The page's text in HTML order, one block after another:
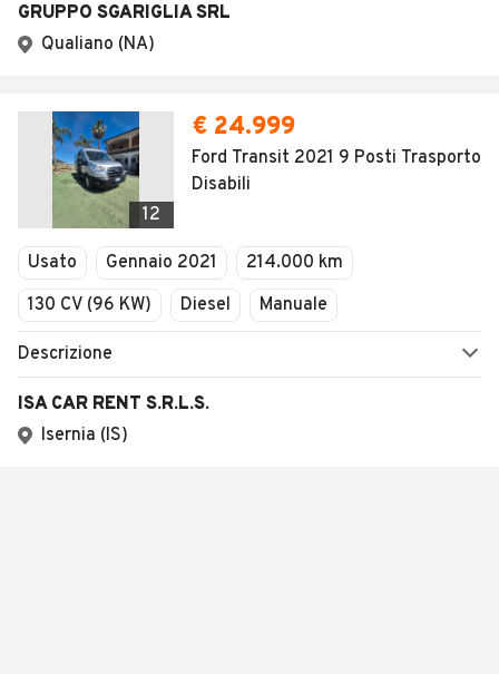
GRUPPO SGARIGLIA SRL
Qualiano (NA)
12
€ 24.999
Ford Transit 2021 9 Posti Trasporto
Disabili
Usato Gennaio 2021
214.000 km
130 CV (96 KW)
Diesel Manuale
Descrizione
ISA CAR RENT S.R.L.S.
Isernia (IS)